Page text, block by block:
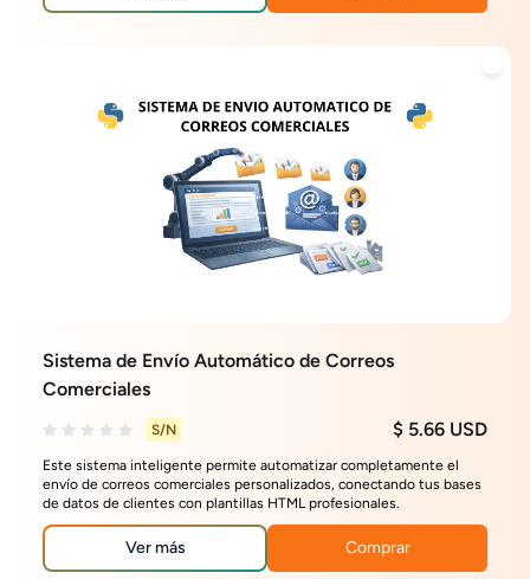
Sistema de Envío Automático de Correos
Comerciales
S/N $ 5.66 USD
Este sistema inteligente permite automatizar completamente el
envío de correos comerciales personalizados, conectando tus bases
de datos de clientes con plantillas HTML profesionales.
Ver más Comprar